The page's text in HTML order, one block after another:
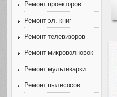
Ремонт проекторов
Ремонт эл. книг
Ремонт телевизоров
Ремонт микроволновок
Ремонт мультиварки
Ремонт пылесосов